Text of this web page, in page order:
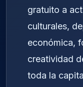
gratuito a
culturales,
económica,
creatividad
toda la